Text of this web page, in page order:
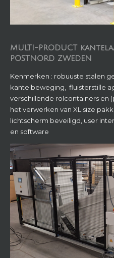
POSTNORD ZWEDEN
Kenmerken : robuuste stalen
verschillende rolcontainers en
het verwerken van XL size
en software
BAKKEN kantelaars VOOR
Kenmerken : robuuste stalen